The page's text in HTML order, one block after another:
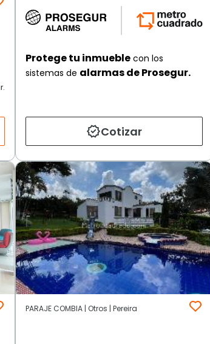
Protege tu inmueble con los
sistemas de alarmas de Prosegur.
Cotizar
PARAJE COMBIA | Otros | Pereira